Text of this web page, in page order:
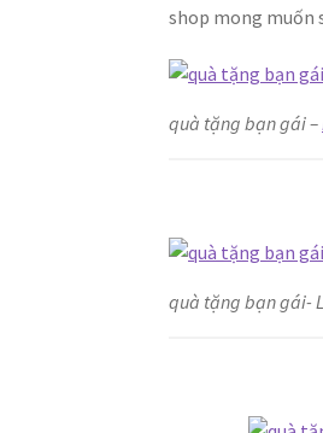
shop mong muốn
quà tặng bạn gái –
quà tặng bạn gái-